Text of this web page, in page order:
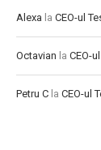
Alexa la CEO-ul
Octavian la CEO-
Petru C la CEO-ul